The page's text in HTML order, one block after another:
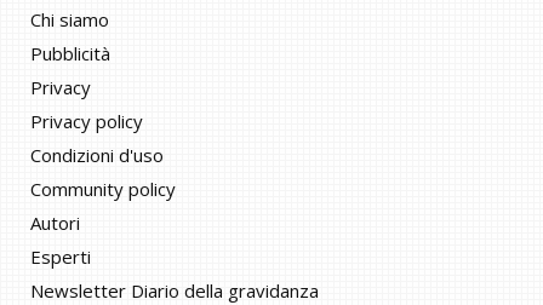
Chi siamo
Pubblicità
Privacy
Privacy policy
Condizioni d'uso
Community policy
Autori
Esperti
Newsletter Diario della gravidanza